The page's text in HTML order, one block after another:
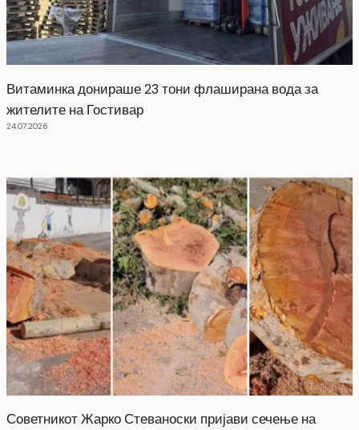
Витаминка донираше 23 тони флаширана вода за
жителите на Гостивар
24.07.2026
Советникот Жарко Стеваноски пријави сечење на